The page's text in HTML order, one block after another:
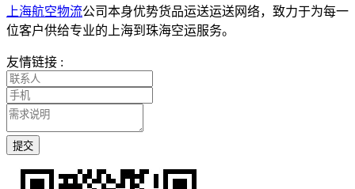
上海航空物流公司本身优势货品运送运送网络，致力于为每一
位客户供给专业的上海到珠海空运服务。
友情链接 :
提交